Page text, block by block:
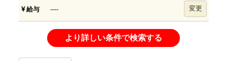
給与 ---- 変更
より詳しい条件で検索する